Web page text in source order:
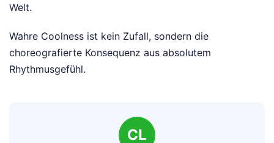
Welt.
Wahre Coolness ist kein Zufall, sondern die
choreografierte Konsequenz aus absolutem
Rhythmusgefühl.
CL